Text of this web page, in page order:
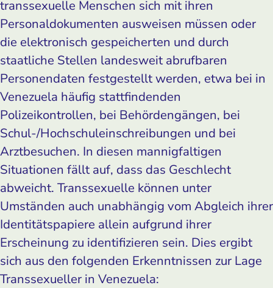
transsexuelle Menschen sich mit ihren
Personaldokumenten ausweisen müssen oder
die elektronisch gespeicherten und durch
staatliche Stellen landesweit abrufbaren
Personendaten festgestellt werden, etwa bei in
Venezuela häufig stattfindenden
Polizeikontrollen, bei Behördengängen, bei
Schul-/Hochschuleinschreibungen und bei
Arztbesuchen. In diesen mannigfaltigen
Situationen fällt auf, dass das Geschlecht
abweicht. Transsexuelle können unter
Umständen auch unabhängig vom Abgleich ihrer
Identitätspapiere allein aufgrund ihrer
Erscheinung zu identifizieren sein. Dies ergibt
sich aus den folgenden Erkenntnissen zur Lage
Transsexueller in Venezuela: